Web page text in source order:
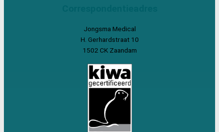
Jongsma Medical
H. Gerhardstraat 10
1502 CK Zaandam